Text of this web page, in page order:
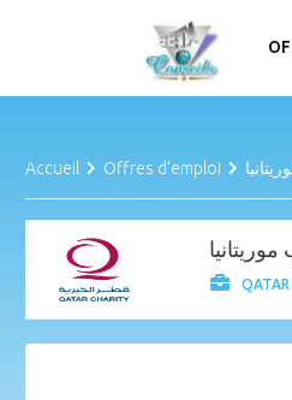
Accueil Offres d'emploi